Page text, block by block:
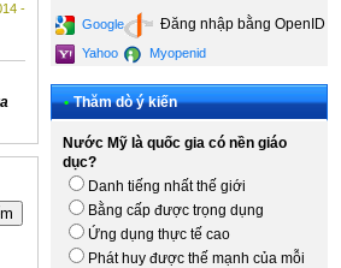
-
Đăng nhập bằng OpenID
Google
Yahoo
Myopenid
• Thăm dò ý kiến
Nước Mỹ là quốc gia có nền giáo
dục?
Danh tiếng nhất thế giới
Bằng cấp được trọng dụng
Ứng dụng thực tế cao
Phát huy được thế mạnh của mỗi